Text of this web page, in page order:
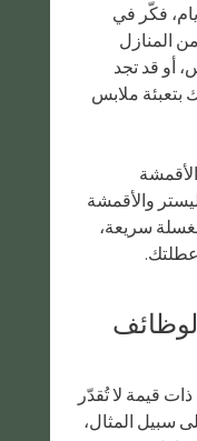
فكّر في
المنازل
أو قد تجد
بتعبئة ملابس
والأقمشة
سريعة،
قيمة لا تُقدّر
سبيل المثال،